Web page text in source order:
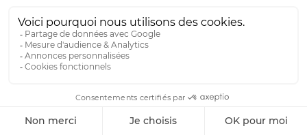
notre article sur lesembauchoirs en cèdre.
Faut-il imperméabiliser après chaque
pluie ?
Pas après chaque pluie, mais après chaque
exposition. L'eau et le séchage altèrent la couche